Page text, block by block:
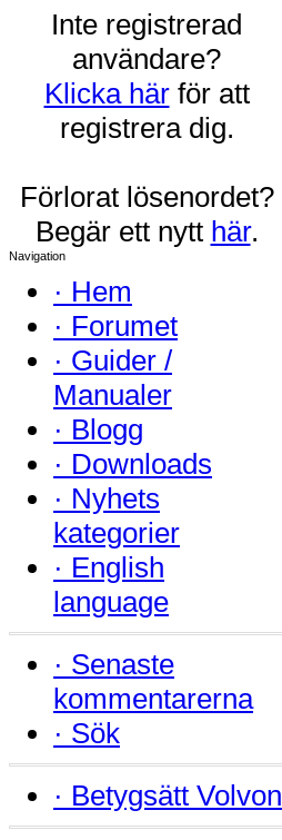
Inte registrerad
användare?
Klicka härför att
registrera dig.
Förlorat lösenordet?
Begär ett nytt här.
Navigation
· Hem
· Forumet
· Guider /
Manualer
· Blogg
· Downloads
· Nyhets
kategorier
· English
language
· Senaste
kommentarerna
· Sök
· Betygsätt Volvon